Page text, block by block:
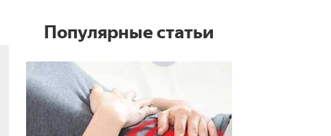
Популярные статьи